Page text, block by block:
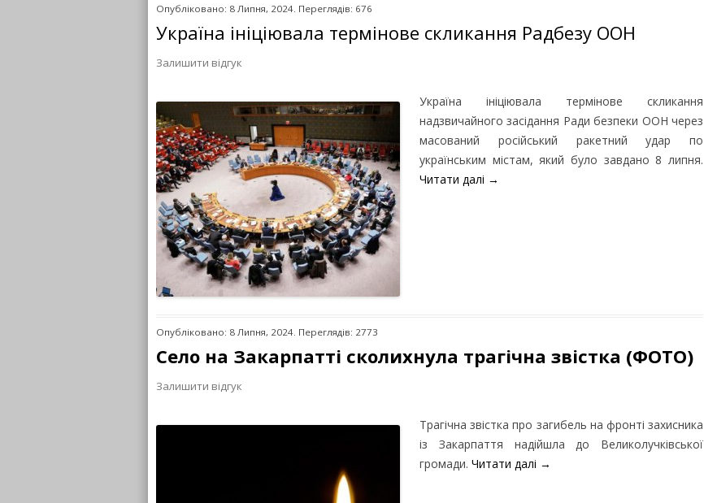
Опубліковано: 8 Липня, 2024. Переглядів: 676
Україна ініціювала термінове скликання Радбезу ООН
Залишити відгук
Україна ініціювала термінове скликання
надзвичайного засідання Ради безпеки ООН через
масований російський ракетний удар по
українським містам, який було завдано 8 липня.
Читати далі →
Опубліковано: 8 Липня, 2024. Переглядів: 2773
Село на Закарпатті сколихнула трагічна звістка (ФОТО)
Залишити відгук
Трагічна звістка про загибель на фронті захисника
із Закарпаття надійшла до Великолучківської
громади. Читати далі →